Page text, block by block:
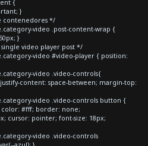
{
}
contenedores */
video .post-content-wrap {
}
single video player post */
video #video-player { position:
video .video-controls{
content: space-between; margin-top:
video .video-controls button {
#fff; border: none;
cursor: pointer; font-size: 18px;
video .video-controls